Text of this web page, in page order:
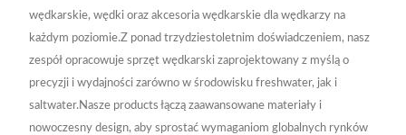
wędkarskie, wędki oraz akcesoria wędkarskie dla wędkarzy na
każdym poziomie.Z ponad trzydziestoletnim doświadczeniem, nasz
zespół opracowuje sprzęt wędkarski zaprojektowany z myślą o
precyzji i wydajności zarówno w środowisku freshwater, jak i
saltwater.Nasze products łączą zaawansowane materiały i
nowoczesny design, aby sprostać wymaganiom globalnych rynków